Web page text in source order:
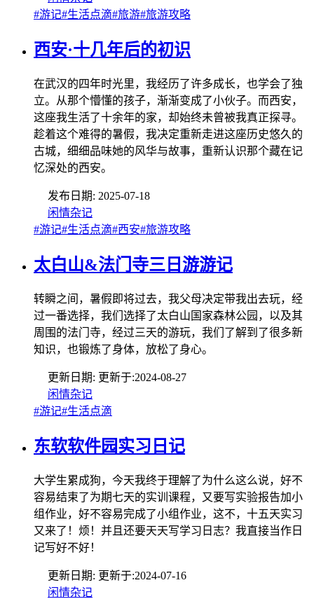
#游记#生活点滴#旅游#旅游攻略
西安·十几年后的初识
在武汉的四年时光里，我经历了许多成长，也学会了独
立。从那个懵懂的孩子，渐渐变成了小伙子。而西安，
这座我生活了十余年的家，却始终未曾被我真正探寻。
趁着这个难得的暑假，我决定重新走进这座历史悠久的
古城，细细品味她的风华与故事，重新认识那个藏在记
忆深处的西安。
发布日期: 2025-07-18
闲情杂记
#游记#生活点滴#西安#旅游攻略
太白山&法门寺三日游游记
转瞬之间，暑假即将过去，我父母决定带我出去玩，经
过一番选择，我们选择了太白山国家森林公园，以及其
周围的法门寺，经过三天的游玩，我们了解到了很多新
知识，也锻炼了身体，放松了身心。
更新日期: 更新于:2024-08-27
闲情杂记
#游记#生活点滴
东软软件园实习日记
大学生累成狗，今天我终于理解了为什么这么说，好不
容易结束了为期七天的实训课程，又要写实验报告加小
组作业，好不容易完成了小组作业，这不，十五天实习
又来了！烦！并且还要天天写学习日志？我直接当作日
记写好不好！
更新日期: 更新于:2024-07-16
闲情杂记